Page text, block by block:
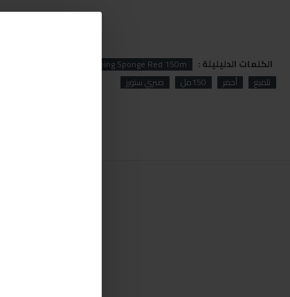
الكلمات الدليليلة : Menzerna Polishing Sponge Red 150m
تلميع
أحمر 150مل صبري ستورز